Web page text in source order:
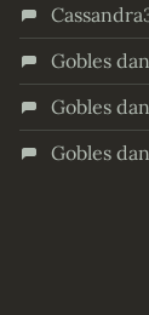
Gobles
Gobles
Gobles